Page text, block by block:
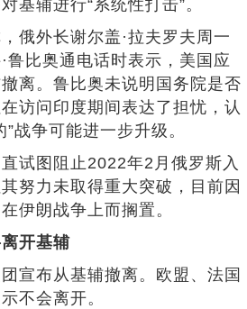
基辅进行“系统性打击”。
俄外长谢尔盖·拉夫罗夫周一
鲁比奥通电话时表示，美国应
离。鲁比奥未说明国务院是否
访问印度期间表达了担忧，认
战争可能进一步升级。
试图阻止2022年2月俄罗斯入
努力未取得重大突破，目前因
伊朗战争上而搁置。
开基辅
宣布从基辅撤离。欧盟、法国
不会离开。